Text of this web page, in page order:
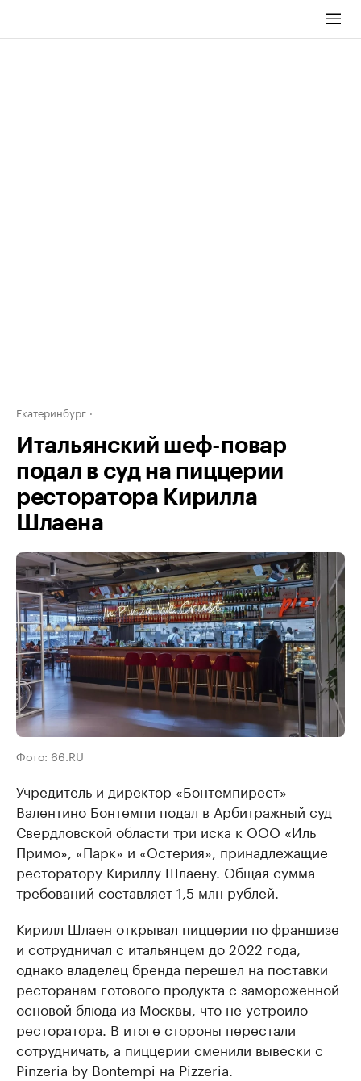
Екатеринбург
Итальянский шеф-повар
подал в суд на пиццерии
ресторатора Кирилла
Шлаена
Фото: 66.RU
Учредитель и директор «Бонтемпирест»
Валентино Бонтемпи подал в Арбитражный суд
Свердловской области три иска к ООО «Иль
Примо», «Парк» и «Остерия», принадлежащие
ресторатору Кириллу Шлаену. Общая сумма
требований составляет 1,5 млн рублей.
Кирилл Шлаен открывал пиццерии по франшизе
и сотрудничал с итальянцем до 2022 года,
однако владелец бренда перешел на поставки
ресторанам готового продукта с замороженной
основой блюда из Москвы, что не устроило
ресторатора. В итоге стороны перестали
сотрудничать, а пиццерии сменили вывески с
Pinzeria by Bontempi на Pizzeria.